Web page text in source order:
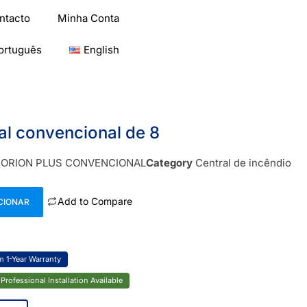
Minha Conta
English
convencional de 8
PLUS CONVENCIONALCategory Central de incêndio
Add to Compare
Year Warranty
Installation Available